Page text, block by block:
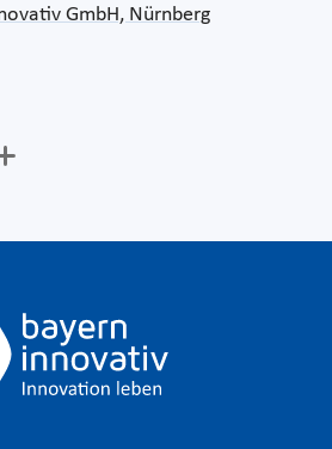
GmbH, Nürnberg